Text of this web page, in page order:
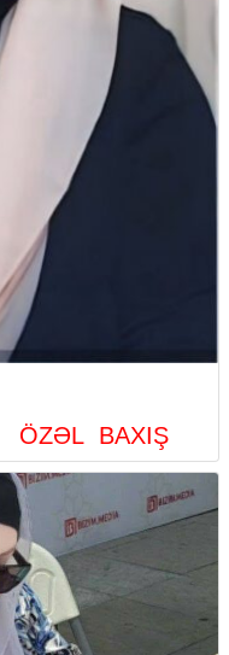
ÖZƏL BAXIŞ